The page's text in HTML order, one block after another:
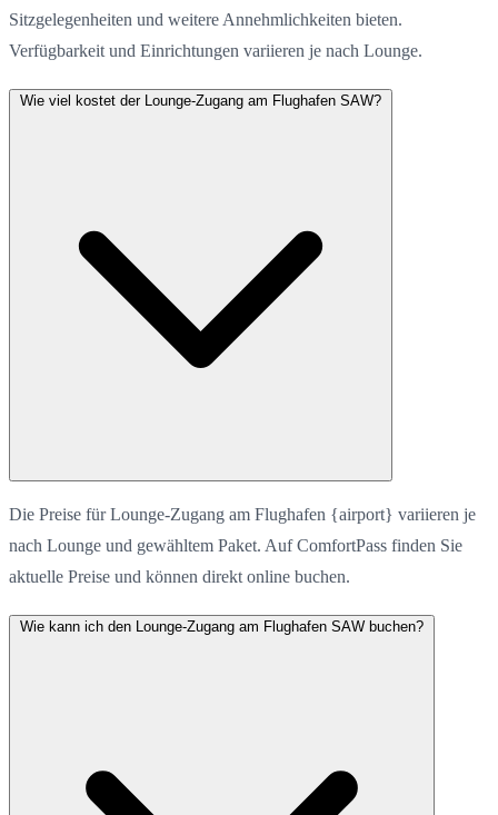
Sitzgelegenheiten und weitere Annehmlichkeiten bieten.
Verfügbarkeit und Einrichtungen variieren je nach Lounge.
Wie viel kostet der Lounge-Zugang am Flughafen SAW?
Die Preise für Lounge-Zugang am Flughafen {airport} variieren je
nach Lounge und gewähltem Paket. Auf ComfortPass finden Sie
aktuelle Preise und können direkt online buchen.
Wie kann ich den Lounge-Zugang am Flughafen SAW buchen?